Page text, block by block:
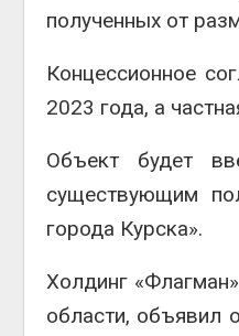
полученных от
Концессионное
2023 года, а
Объект будет
существующим
города Курска».
Холдинг
области, объявил